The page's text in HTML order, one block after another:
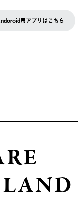
用アプリはこちら